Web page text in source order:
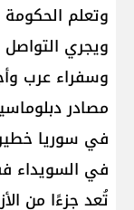
وتعلم الحكومة
ويجري التواصل
وسفراء عرب
مصادر
في سوريا
في السويداء
تُعد جزءًا من